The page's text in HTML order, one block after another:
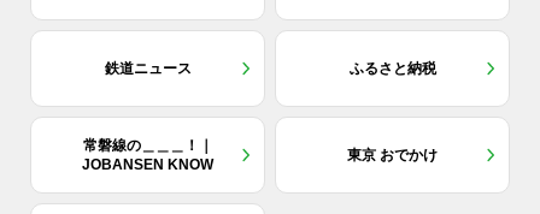
鉄道ニュース ふるさと納税
常磐線の＿＿＿！｜
JOBANSEN KNOW
東京 おでかけ